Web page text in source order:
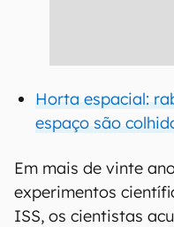
Horta espacial:
espaço são
Em mais de vinte
experimentos
ISS, os cientistas